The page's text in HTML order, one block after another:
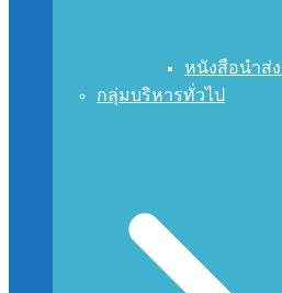
หนังสือนำส่ง
กลุ่มบริหารทั่วไป